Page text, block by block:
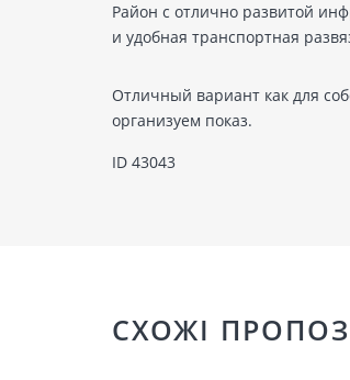
Район с отлично развитой
и удобная транспортная
Отличный вариант как для
организуем показ.
ID 43043
СХОЖІ